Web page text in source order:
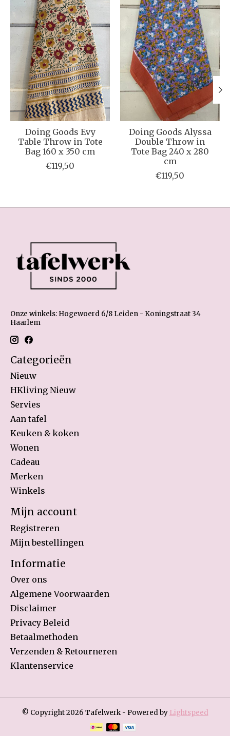
Doing Goods Evy
Table Throw in Tote
Bag 160 x 350 cm
€119,50
Doing Goods Alyssa
Double Throw in
Tote Bag 240 x 280
cm
€119,50
Onze winkels: Hogewoerd 6/8 Leiden - Koningstraat 34
Haarlem
Categorieën
Nieuw
HKliving Nieuw
Servies
Aan tafel
Keuken & koken
Wonen
Cadeau
Merken
Winkels
Mijn account
Registreren
Mijn bestellingen
Informatie
Over ons
Algemene Voorwaarden
Disclaimer
Privacy Beleid
Betaalmethoden
Verzenden & Retourneren
Klantenservice
© Copyright 2026 Tafelwerk - Powered by Lightspeed